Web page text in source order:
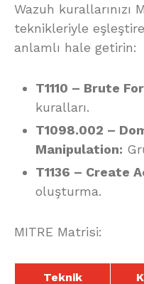
Wazuh kurallarınızı
teknikleriyle
anlamlı hale getirin:
T1110 – Brute
kuralları.
T1098.002 –
Manipulation:
T1136 – Create
oluşturma.
MITRE Matrisi:
Teknik